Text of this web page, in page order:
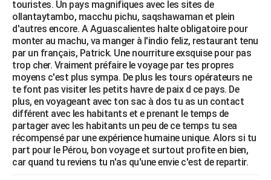
touristes. Un pays magnifiques avec les sites de
ollantaytambo, macchu pichu, saqshawaman et plein
d'autres encore. A Aguascalientes halte obligatoire pour
monter au machu, va manger à l'indio feliz, restaurant tenu
par un français, Patrick. Une nourriture exsquise pour pas
trop cher. Vraiment préfaire le voyage par tes propres
moyens c'est plus sympa. De plus les tours opérateurs ne
te font pas visiter les petits havre de paix d ce pays. De
plus, en voyageant avec ton sac à dos tu as un contact
différent avec les habitants et e prenant le temps de
partager avec les habitants un peu de ce temps tu sea
récompensé par une expérience humaine unique. Alors si tu
part pour le Pérou, bon voyage et surtout profite en bien,
car quand tu reviens tu n'as qu'une envie c'est de repartir.